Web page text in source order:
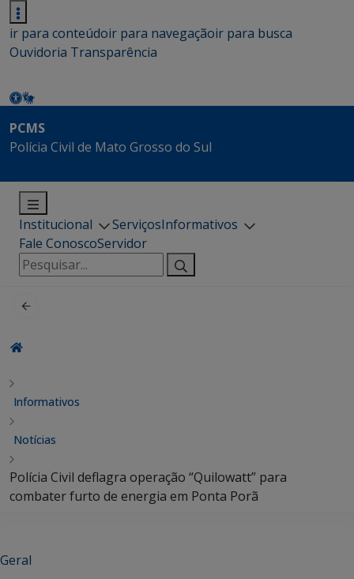
ir para conteúdoir para navegaçãoir para busca
Ouvidoria Transparência
PCMS
Polícia Civil de Mato Grosso do Sul
Institucional ServiçosInformativos
Fale ConoscoServidor
Pesquisar
por:
Informativos
Notícias
Polícia Civil deflagra operação “Quilowatt” para
combater furto de energia em Ponta Porã
Geral